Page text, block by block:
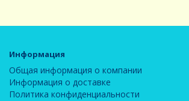
Информация
Общая информация о компании
Информация о доставке
Политика конфиденциальности